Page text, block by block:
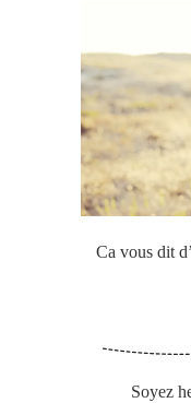
Ca vous dit
Soyez